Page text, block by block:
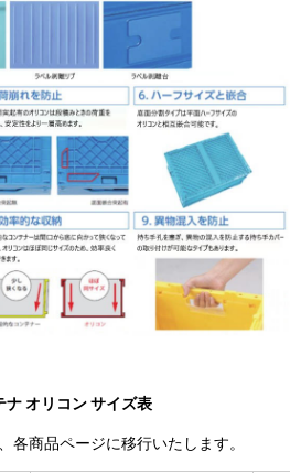
オリコン サイズ表
各商品ページに移行いたします。